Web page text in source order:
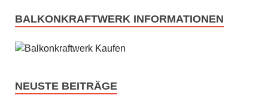
BALKONKRAFTWERK INFORMATIONEN
NEUSTE BEITRÄGE